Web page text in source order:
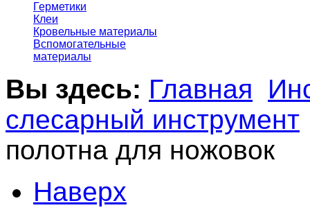
Герметики
Клеи
Кровельные материалы
Вспомогательные
материалы
Вы здесь: Главная
слесарный инструмент
полотна для ножовок
Наверх